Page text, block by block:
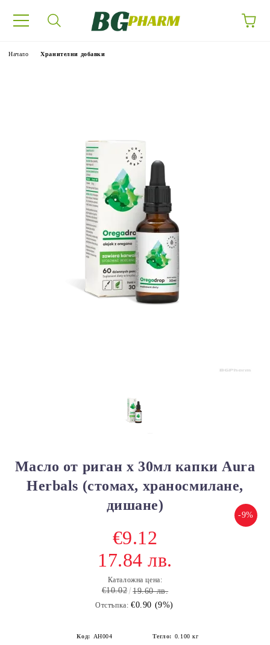
Начало Хранителни добавки
Масло от риган х 30мл капки Aura
Herbals (стомах, храносмилане,
дишане)
-9%
€9.12
17.84 лв.
Каталожна цена:
€10.02 19.60 лв.
Отстъпка: €0.90 (9%)
Код: AH004 Тегло: 0.100 кг